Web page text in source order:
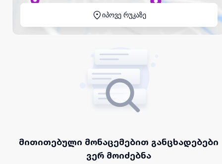
იპოვე რუკაზე
მითითებული მონაცემებით განცხადებები
ვერ მოიძებნა